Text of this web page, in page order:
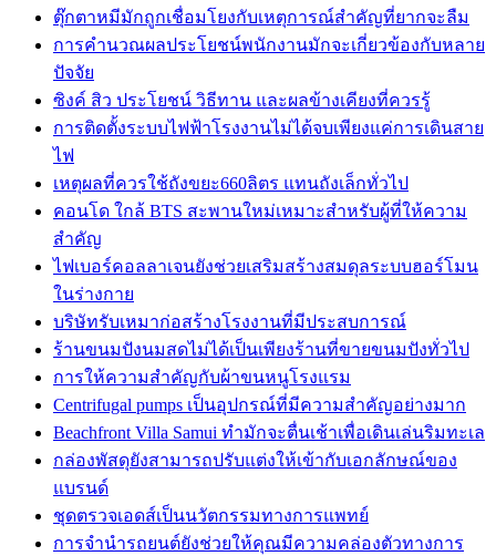
ตุ๊กตาหมีมักถูกเชื่อมโยงกับเหตุการณ์สำคัญที่ยากจะลืม
การคำนวณผลประโยชน์พนักงานมักจะเกี่ยวข้องกับหลาย
ปัจจัย
ซิงค์ สิว ประโยชน์ วิธีทาน และผลข้างเคียงที่ควรรู้
การติดตั้งระบบไฟฟ้าโรงงานไม่ได้จบเพียงแค่การเดินสาย
ไฟ
เหตุผลที่ควรใช้ถังขยะ660ลิตร แทนถังเล็กทั่วไป
คอนโด ใกล้ BTS สะพานใหม่เหมาะสำหรับผู้ที่ให้ความ
สำคัญ
ไฟเบอร์คอลลาเจนยังช่วยเสริมสร้างสมดุลระบบฮอร์โมน
ในร่างกาย
บริษัทรับเหมาก่อสร้างโรงงานที่มีประสบการณ์
ร้านขนมปังนมสดไม่ได้เป็นเพียงร้านที่ขายขนมปังทั่วไป
การให้ความสำคัญกับผ้าขนหนูโรงแรม
Centrifugal pumps เป็นอุปกรณ์ที่มีความสำคัญอย่างมาก
Beachfront Villa Samui ทำมักจะตื่นเช้าเพื่อเดินเล่นริมทะเล
กล่องพัสดุยังสามารถปรับแต่งให้เข้ากับเอกลักษณ์ของ
แบรนด์
ชุดตรวจเอดส์เป็นนวัตกรรมทางการแพทย์
การจำนำรถยนต์ยังช่วยให้คุณมีความคล่องตัวทางการ